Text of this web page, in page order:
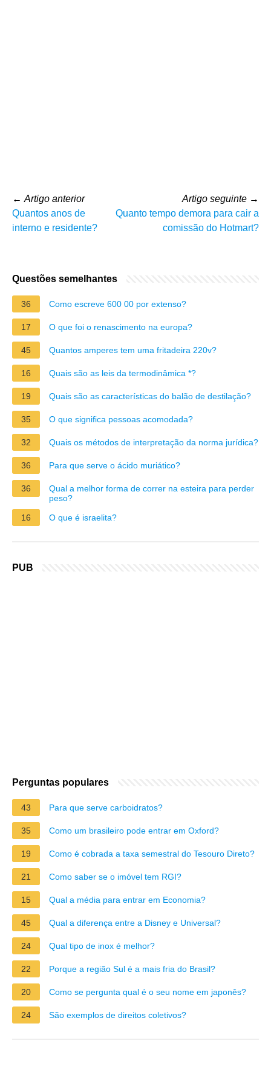
← Artigo anterior
Quantos anos de
interno e residente?
Artigo seguinte →
Quanto tempo demora para cair a
comissão do Hotmart?
Questões semelhantes
36 Como escreve 600 00 por extenso?
17 O que foi o renascimento na europa?
45 Quantos amperes tem uma fritadeira 220v?
16 Quais são as leis da termodinâmica *?
19 Quais são as características do balão de destilação?
35 O que significa pessoas acomodada?
32 Quais os métodos de interpretação da norma jurídica?
36 Para que serve o ácido muriático?
36
Qual a melhor forma de correr na esteira para perder
peso?
16
O que é israelita?
PUB
Perguntas populares
43 Para que serve carboidratos?
35 Como um brasileiro pode entrar em Oxford?
19 Como é cobrada a taxa semestral do Tesouro Direto?
21 Como saber se o imóvel tem RGI?
15 Qual a média para entrar em Economia?
45 Qual a diferença entre a Disney e Universal?
24 Qual tipo de inox é melhor?
22 Porque a região Sul é a mais fria do Brasil?
20 Como se pergunta qual é o seu nome em japonês?
24 São exemplos de direitos coletivos?